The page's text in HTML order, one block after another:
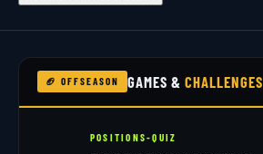
🏈 OFFSEASON GAMES &CHALLENGES
POSITIONS-QUIZ